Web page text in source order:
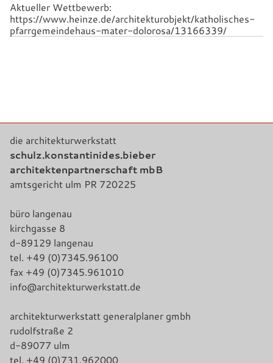
Aktueller Wettbewerb:
https://www.heinze.de/architekturobjekt/katholisches-
pfarrgemeindehaus-mater-dolorosa/13166339/
die architekturwerkstatt
schulz.konstantinides.bieber
architektenpartnerschaft mbB
amtsgericht ulm PR 720225
büro langenau
kirchgasse 8
d-89129 langenau
tel. +49 (0)7345.96100
fax +49 (0)7345.961010
info@architekturwerkstatt.de
architekturwerkstatt generalplaner gmbh
rudolfstraße 2
d-89077 ulm
tel. +49 (0)731.962000